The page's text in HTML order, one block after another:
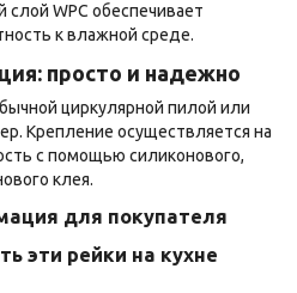
слой WPC обеспечивает
к влажной среде.
просто и надежно
циркулярной пилой или
Крепление осуществляется на
с помощью силиконового,
клея.
для покупателя
эти рейки на кухне